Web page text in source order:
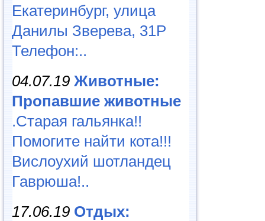
Екатеринбург, улица
Данилы Зверева, 31Р
Телефон:..
04.07.19 Животные:
Пропавшие животные
.Старая гальянка!!
Помогите найти кота!!!
Вислоухий шотландец
Гаврюша!..
17.06.19 Отдых: